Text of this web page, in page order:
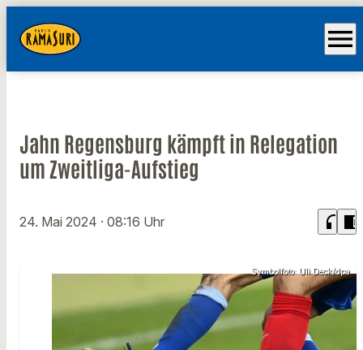
menu
Jahn Regensburg kämpft in Relegation
um Zweitliga-Aufstieg
24. Mai 2024 · 08:16 Uhr headphones chrome_reader_mode
Symbolfoto: Uli Deck/dpa